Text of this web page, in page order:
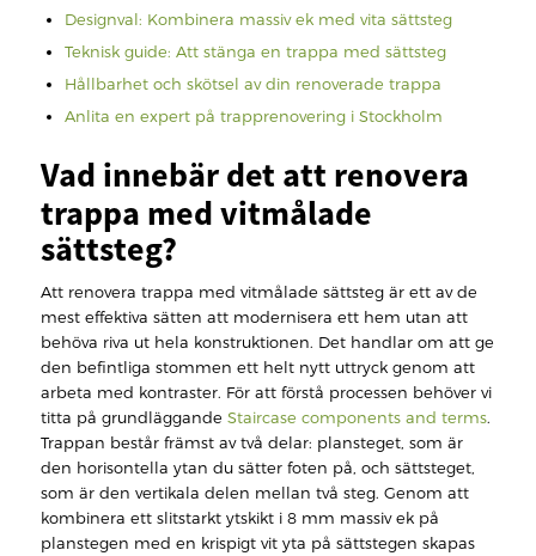
Designval: Kombinera massiv ek med vita sättsteg
Teknisk guide: Att stänga en trappa med sättsteg
Hållbarhet och skötsel av din renoverade trappa
Anlita en expert på trapprenovering i Stockholm
Vad innebär det att renovera
trappa med vitmålade
sättsteg?
Att renovera trappa med vitmålade sättsteg är ett av de
mest effektiva sätten att modernisera ett hem utan att
behöva riva ut hela konstruktionen. Det handlar om att ge
den befintliga stommen ett helt nytt uttryck genom att
arbeta med kontraster. För att förstå processen behöver vi
titta på grundläggande Staircase components and terms.
Trappan består främst av två delar: plansteget, som är
den horisontella ytan du sätter foten på, och sättsteget,
som är den vertikala delen mellan två steg. Genom att
kombinera ett slitstarkt ytskikt i 8 mm massiv ek på
planstegen med en krispigt vit yta på sättstegen skapas